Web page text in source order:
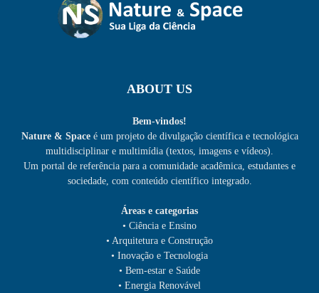
ABOUT US
Bem-vindos!
Nature & Spaceé um projeto de divulgação científica e tecnológica
multidisciplinar e multimídia (textos, imagens e vídeos).
Um portal de referência para a comunidade acadêmica, estudantes e
sociedade, com conteúdo científico integrado.
Áreas e categorias
• Ciência e Ensino
• Arquitetura e Construção
• Inovação e Tecnologia
• Bem-estar e Saúde
• Energia Renovável